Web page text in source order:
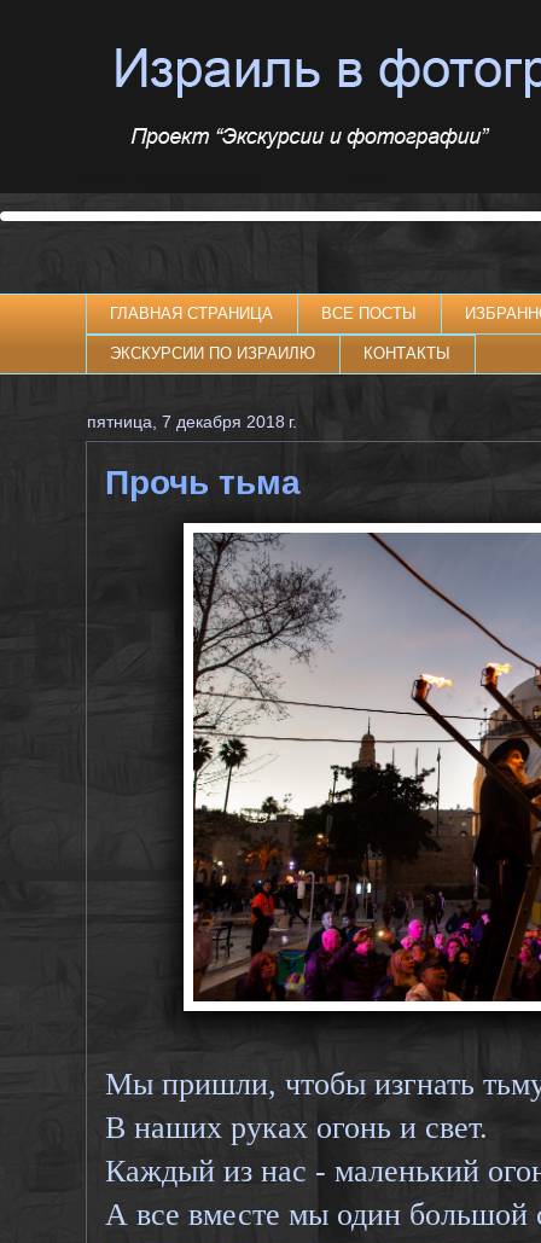
ГЛАВНАЯ СТРАНИЦА ВСЕ ПОСТЫ
ЭКСКУРСИИ ПО ИЗРАИЛЮ КОНТАКТЫ
пятница, 7 декабря 2018 г.
Прочь тьма
Мы пришли, чтобы изгнать
В наших руках огонь и свет.
Каждый из нас - маленький
А все вместе мы один большой